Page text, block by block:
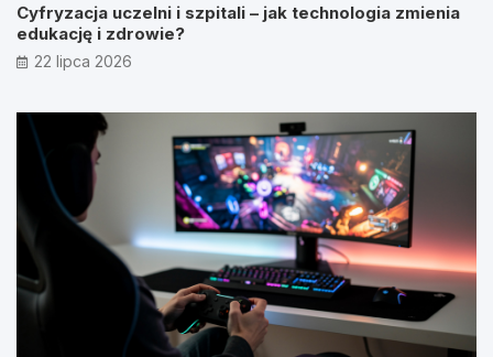
Cyfryzacja uczelni i szpitali – jak technologia zmienia
edukację i zdrowie?
22 lipca 2026